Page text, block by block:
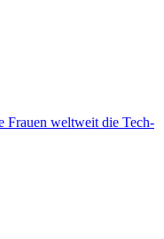
Frauen weltweit die Tech-